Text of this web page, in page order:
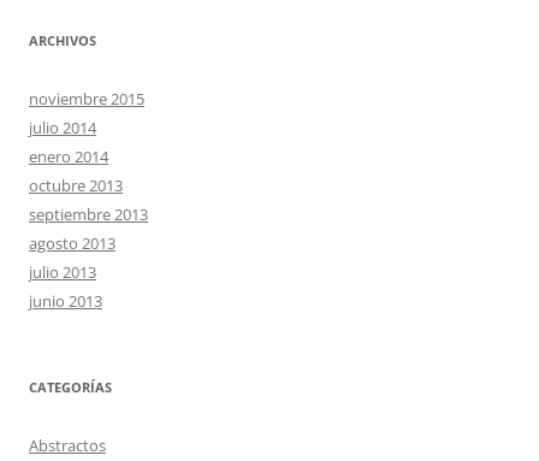
ARCHIVOS
noviembre 2015
julio 2014
enero 2014
octubre 2013
septiembre 2013
agosto 2013
julio 2013
junio 2013
CATEGORÍAS
Abstractos